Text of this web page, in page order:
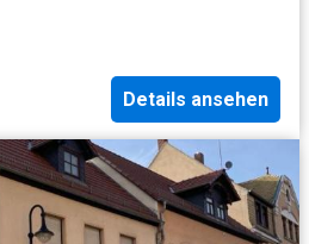
Details ansehen